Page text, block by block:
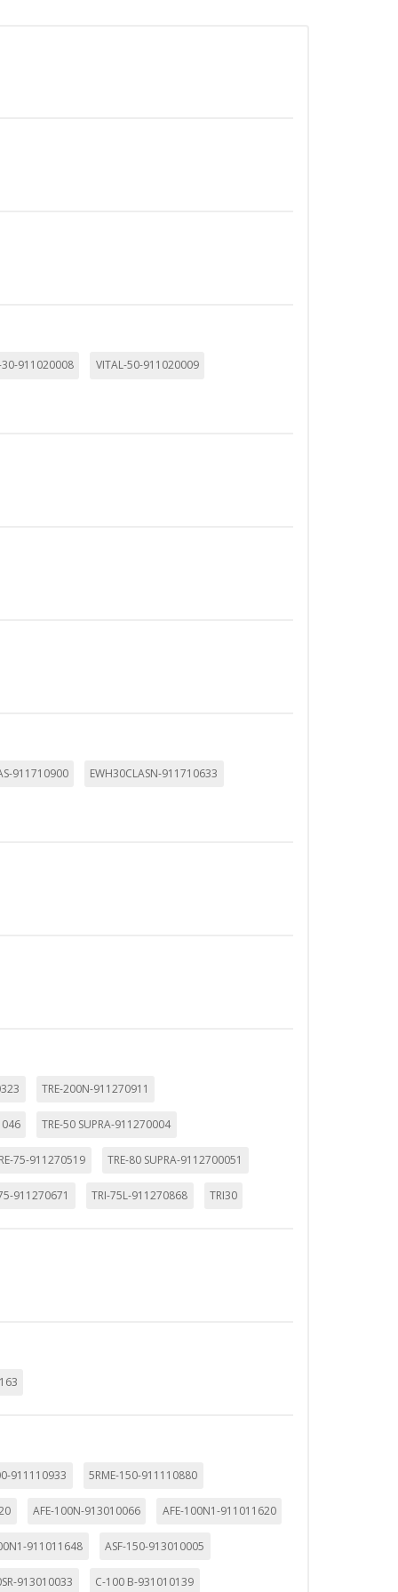
30-911020008 VITAL-50-911020009
911710900 EWH30CLASN-911710633
TRE-200N-911270911
TRE-50 SUPRA-911270004
75-911270519 TRE-80 SUPRA-9112700051
911270671 TRI-75L-911270868 TRI30
911110933 5RME-150-911110880
AFE-100N-913010066 AFE-100N1-911011620
911011648 ASF-150-913010005
913010033 C-100 B-931010139